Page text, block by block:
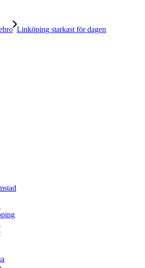
Linköping starkast för dagen